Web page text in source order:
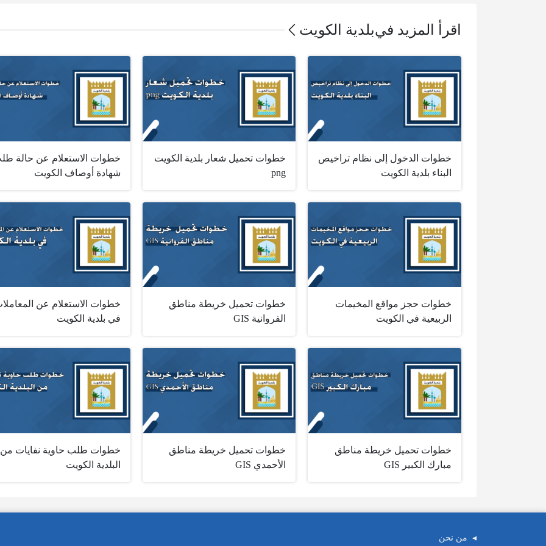
اقرأ المزيد فيبلدية الكويت
خطوات الدخول إلى نظام تراخيص
البناء بلدية الكويت
خطوات تحميل شعار بلدية الكويت
png
خطوات الاستعلام عن حالة
شهادة أوصاف الكويت
خطوات حجز مواقع المخيمات
الربيعية في الكويت
خطوات تحميل خريطة مناطق
الفروانية GIS
خطوات الاستعلام عن
في بلدية الكويت
خطوات تحميل خريطة مناطق
مبارك الكبير GIS
خطوات تحميل خريطة مناطق
الأحمدي GIS
خطوات طلب حاوية نفايات من
البلدية الكويت
من نحن